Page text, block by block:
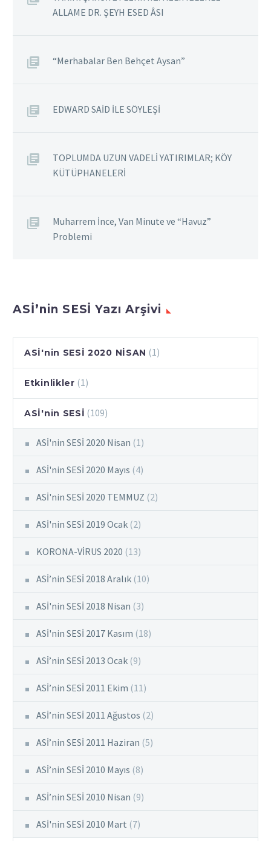
ALLAME DR. ŞEYH ESED ÂSI
“Merhabalar Ben Behçet Aysan”
EDWARD SAİD İLE SÖYLEŞİ
TOPLUMDA UZUN VADELİ YATIRIMLAR; KÖY
KÜTÜPHANELERİ
Muharrem İnce, Van Minute ve “Havuz”
Problemi
ASİ’nin SESİ Yazı Arşivi
ASİ'nin SESİ 2020 NİSAN (1)
Etkinlikler (1)
ASİ'nin SESİ (109)
ASİ'nin SESİ 2020 Nisan (1)
ASİ'nin SESİ 2020 Mayıs (4)
ASİ'nin SESİ 2020 TEMMUZ (2)
ASİ'nin SESİ 2019 Ocak (2)
KORONA-VİRUS 2020 (13)
ASİ’nin SESİ 2018 Aralık (10)
ASİ'nin SESİ 2018 Nisan (3)
ASİ'nin SESİ 2017 Kasım (18)
ASİ’nin SESİ 2013 Ocak (9)
ASİ’nin SESİ 2011 Ekim (11)
ASİ’nin SESİ 2011 Ağustos (2)
ASİ’nin SESİ 2011 Haziran (5)
ASİ’nin SESİ 2010 Mayıs (8)
ASİ’nin SESİ 2010 Nisan (9)
ASİ'nin SESİ 2010 Mart (7)